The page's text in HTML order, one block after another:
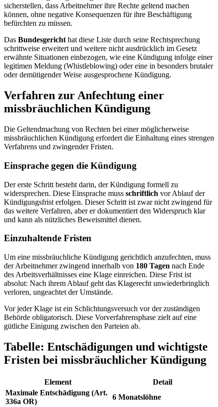
sicherstellen, dass Arbeitnehmer ihre Rechte geltend machen
können, ohne negative Konsequenzen für ihre Beschäftigung
befürchten zu müssen.
Das Bundesgericht hat diese Liste durch seine Rechtsprechung
schrittweise erweitert und weitere nicht ausdrücklich im Gesetz
erwähnte Situationen einbezogen, wie eine Kündigung infolge einer
legitimen Meldung (Whistleblowing) oder eine in besonders brutaler
oder demütigender Weise ausgesprochene Kündigung.
Verfahren zur Anfechtung einer
missbräuchlichen Kündigung
Die Geltendmachung von Rechten bei einer möglicherweise
missbräuchlichen Kündigung erfordert die Einhaltung eines strengen
Verfahrens und zwingender Fristen.
Einsprache gegen die Kündigung
Der erste Schritt besteht darin, der Kündigung formell zu
widersprechen. Diese Einsprache muss schriftlich vor Ablauf der
Kündigungsfrist erfolgen. Dieser Schritt ist zwar nicht zwingend für
das weitere Verfahren, aber er dokumentiert den Widerspruch klar
und kann als nützliches Beweismittel dienen.
Einzuhaltende Fristen
Um eine missbräuchliche Kündigung gerichtlich anzufechten, muss
der Arbeitnehmer zwingend innerhalb von 180 Tagen nach Ende
des Arbeitsverhältnisses eine Klage einreichen. Diese Frist ist
absolut: Nach ihrem Ablauf geht das Klagerecht unwiederbringlich
verloren, ungeachtet der Umstände.
Vor jeder Klage ist ein Schlichtungsversuch vor der zuständigen
Behörde obligatorisch. Diese Vorverfahrensphase zielt auf eine
gütliche Einigung zwischen den Parteien ab.
Tabelle: Entschädigungen und wichtigste
Fristen bei missbräuchlicher Kündigung
Element
Detail
Maximale Entschädigung (Art.
336a OR)
6 Monatslöhne